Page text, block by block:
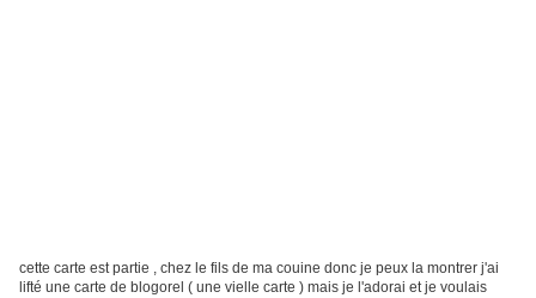
cette carte est partie , chez le fils de ma couine donc je peux la montrer j'ai
lifté une carte de blogorel ( une vielle carte ) mais je l'adorai et je voulais